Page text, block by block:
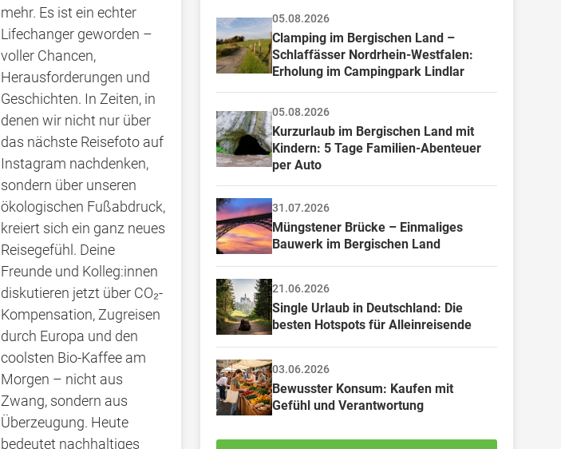
mehr. Es ist ein echter
Lifechanger geworden –
voller Chancen,
Herausforderungen und
Geschichten. In Zeiten, in
denen wir nicht nur über
das nächste Reisefoto auf
Instagram nachdenken,
sondern über unseren
ökologischen Fußabdruck,
kreiert sich ein ganz neues
Reisegefühl. Deine
Freunde und Kolleg:innen
diskutieren jetzt über CO₂-
Kompensation, Zugreisen
durch Europa und den
coolsten Bio-Kaffee am
Morgen – nicht aus
Zwang, sondern aus
Überzeugung. Heute
bedeutet nachhaltiges
05.08.2026
Clamping im Bergischen Land –
Schlaffässer Nordrhein-Westfalen:
Erholung im Campingpark Lindlar
05.08.2026
Kurzurlaub im Bergischen Land mit
Kindern: 5 Tage Familien-Abenteuer
per Auto
31.07.2026
Müngstener Brücke – Einmaliges
Bauwerk im Bergischen Land
21.06.2026
Single Urlaub in Deutschland: Die
besten Hotspots für Alleinreisende
03.06.2026
Bewusster Konsum: Kaufen mit
Gefühl und Verantwortung